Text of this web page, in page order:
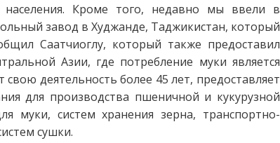
Кроме того, недавно мы ввели в
завод в Худжанде, Таджикистан, который
Саатчиоглу, который также предоставил
Азии, где потребление муки является
деятельность более 45 лет, предоставляет
для производства пшеничной и кукурузной
муки, систем хранения зерна, транспортно-
сушки.